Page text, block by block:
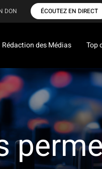
DON ÉCOUTEZ EN DIRECT
Rédaction des Médias Top